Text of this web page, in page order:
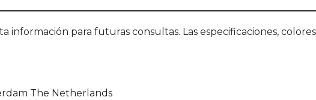
información para futuras consultas. Las especificaciones,
The Netherlands